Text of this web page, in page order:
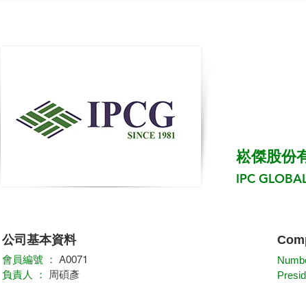
崧傑股份
IPC
公司基本資料
會員編號 ： A0071
負責人 ：
周碩彥